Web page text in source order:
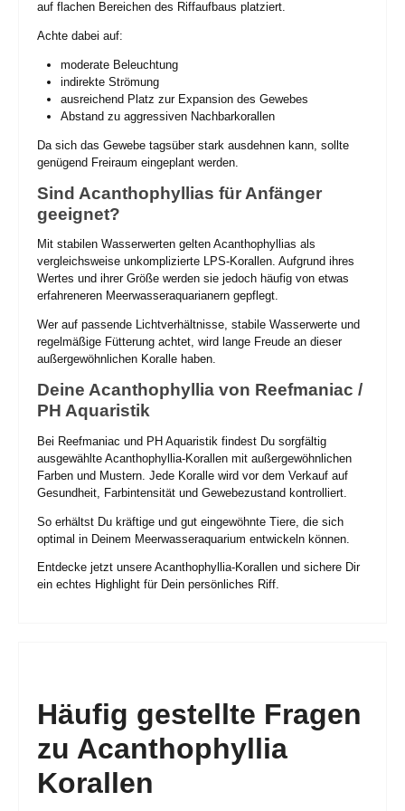
auf flachen Bereichen des Riffaufbaus platziert.
Achte dabei auf:
moderate Beleuchtung
indirekte Strömung
ausreichend Platz zur Expansion des Gewebes
Abstand zu aggressiven Nachbarkorallen
Da sich das Gewebe tagsüber stark ausdehnen kann, sollte
genügend Freiraum eingeplant werden.
Sind Acanthophyllias für Anfänger
geeignet?
Mit stabilen Wasserwerten gelten Acanthophyllias als
vergleichsweise unkomplizierte LPS-Korallen. Aufgrund ihres
Wertes und ihrer Größe werden sie jedoch häufig von etwas
erfahreneren Meerwasseraquarianern gepflegt.
Wer auf passende Lichtverhältnisse, stabile Wasserwerte und
regelmäßige Fütterung achtet, wird lange Freude an dieser
außergewöhnlichen Koralle haben.
Deine Acanthophyllia von Reefmaniac /
PH Aquaristik
Bei Reefmaniac und PH Aquaristik findest Du sorgfältig
ausgewählte Acanthophyllia-Korallen mit außergewöhnlichen
Farben und Mustern. Jede Koralle wird vor dem Verkauf auf
Gesundheit, Farbintensität und Gewebezustand kontrolliert.
So erhältst Du kräftige und gut eingewöhnte Tiere, die sich
optimal in Deinem Meerwasseraquarium entwickeln können.
Entdecke jetzt unsere Acanthophyllia-Korallen und sichere Dir
ein echtes Highlight für Dein persönliches Riff.
Häufig gestellte Fragen
zu Acanthophyllia
Korallen